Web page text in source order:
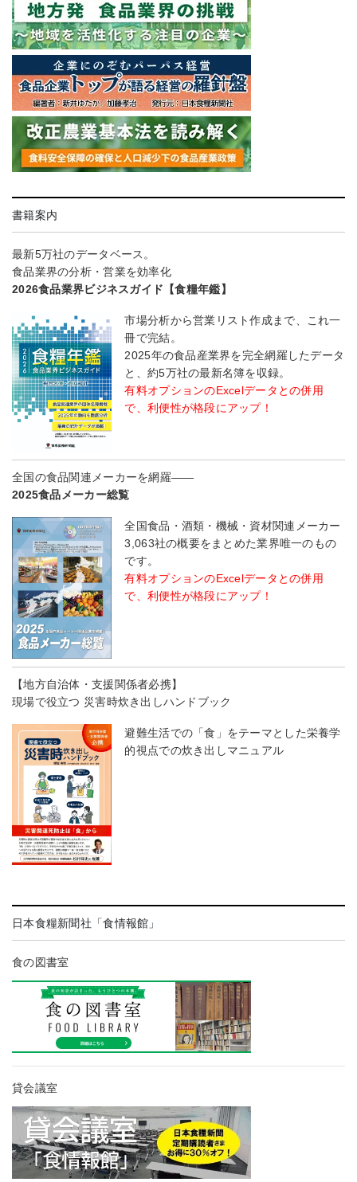
書籍案内
最新5万社のデータベース。
食品業界の分析・営業を効率化
2026食品業界ビジネスガイド【食糧年鑑】
市場分析から営業リスト作成まで、これ一
冊で完結。
2025年の食品産業界を完全網羅したデータ
と、約5万社の最新名簿を収録。
有料オプションのExcelデータとの併用
で、利便性が格段にアップ！
全国の食品関連メーカーを網羅――
2025食品メーカー総覧
全国食品・酒類・機械・資材関連メーカー
3,063社の概要をまとめた業界唯一のもの
です。
有料オプションのExcelデータとの併用
で、利便性が格段にアップ！
【地方自治体・支援関係者必携】
現場で役立つ 災害時炊き出しハンドブック
避難生活での「食」をテーマとした栄養学
的視点での炊き出しマニュアル
日本食糧新聞社「食情報館」
食の図書室
貸会議室